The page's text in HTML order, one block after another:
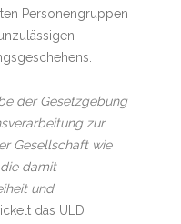
Personengruppen
der Gesetzgebung
zur
Gesellschaft wie
damit
und
das ULD